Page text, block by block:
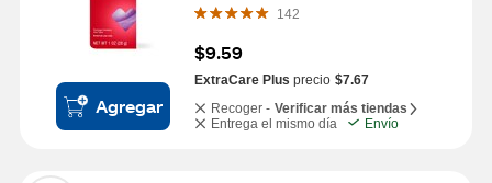
Agregar
142
$9.59
ExtraCare Plus precio $7.67
Recoger - Verificar más tiendas
Entrega el mismo día
Envío